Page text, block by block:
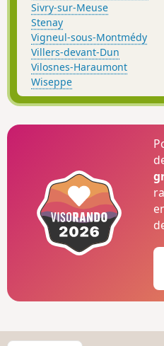
Sivry-sur-Meuse
Stenay
Vigneul-sous-Montmédy
Villers-devant-Dun
Vilosnes-Haraumont
Wiseppe